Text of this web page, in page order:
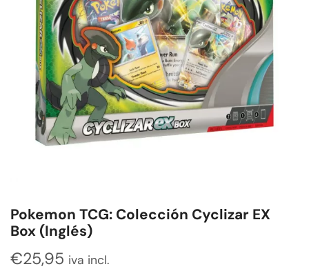
Pokemon TCG: Colección Cyclizar EX
Box (Inglés)
€25,95 iva incl.